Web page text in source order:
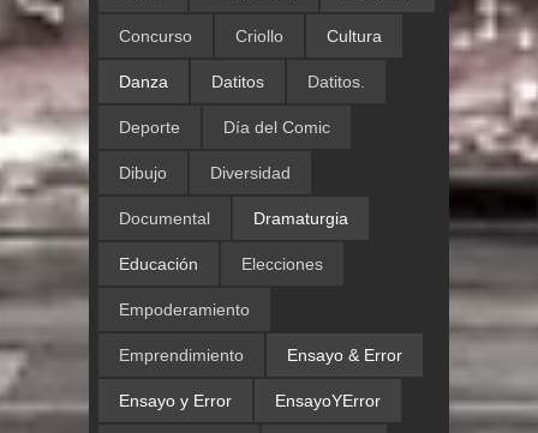
Concurso Criollo Cultura
Danza Datitos Datitos.
Deporte Día del Comic
Dibujo Diversidad
Documental Dramaturgia
Educación Elecciones
Empoderamiento
Emprendimiento Ensayo & Error
Ensayo y Error EnsayoYError